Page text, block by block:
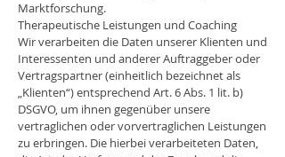
Marktforschung.
Therapeutische Leistungen und Coaching
Wir verarbeiten die Daten unserer Klienten und
Interessenten und anderer Auftraggeber oder
Vertragspartner (einheitlich bezeichnet als
„Klienten“) entsprechend Art. 6 Abs. 1 lit. b)
DSGVO, um ihnen gegenüber unsere
vertraglichen oder vorvertraglichen Leistungen
zu erbringen. Die hierbei verarbeiteten Daten,